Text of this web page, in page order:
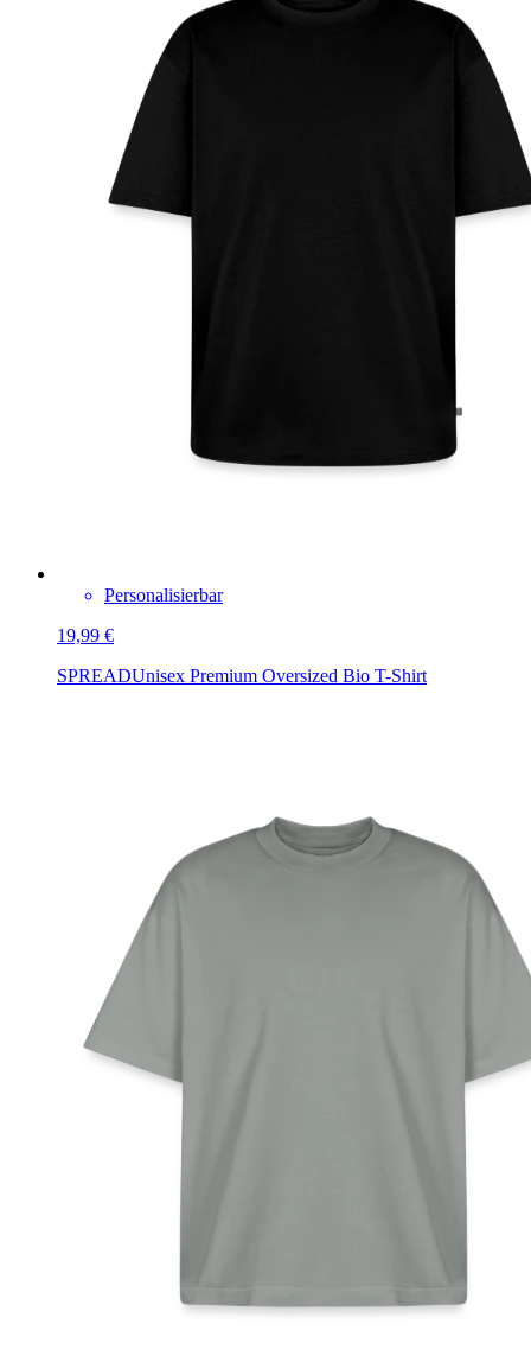
Personalisierbar
19,99 €
SPREADUnisex Premium Oversized Bio T-Shirt